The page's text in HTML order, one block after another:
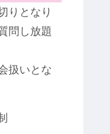
りとなり
問し放題
扱いとな